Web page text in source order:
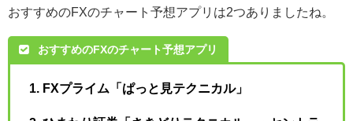
おすすめのFXのチャート予想アプリは2つありましたね。
おすすめのFXのチャート予想アプリ
1. FXプライム「ぱっと見テクニカル」